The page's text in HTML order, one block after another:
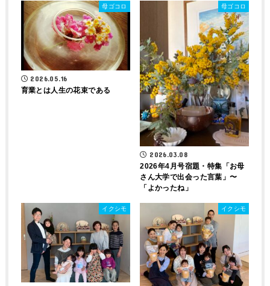
母ゴコロ
2026.05.16
育業とは人生の花束である
母ゴコロ
2026.03.08
2026年4月号宿題・特集「お母
さん大学で出会った言葉」〜
「よかったね」
イクシモ イクシモ